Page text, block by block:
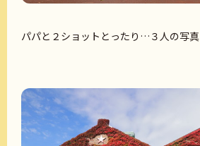
パパと２ショットとったり…３人の写真